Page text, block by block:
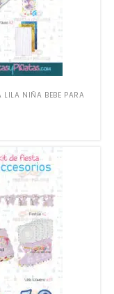
LILA NIÑA BEBE PARA